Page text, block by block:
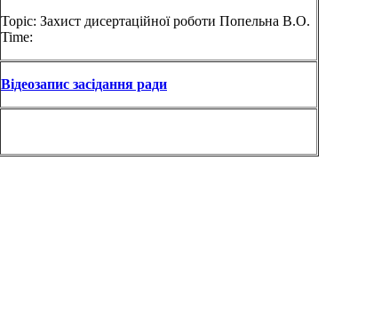
Topic: Захист дисертаційної роботи Попельна В.О.
Time:
Відеозапис засідання ради